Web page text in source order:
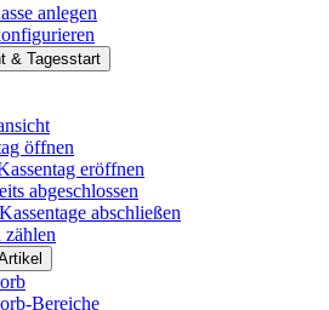
anlegen
& Tagesstart
öffnen
eröffnen
abgeschlossen
abschließen
zählen
Bereiche